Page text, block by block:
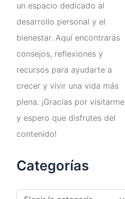
un espacio dedicado al
desarrollo personal y el
bienestar. Aquí encontrarás
consejos, reflexiones y
recursos para ayudarte a
crecer y vivir una vida más
plena. ¡Gracias por visitarme
y espero que disfrutes del
contenido!
Categorías
C